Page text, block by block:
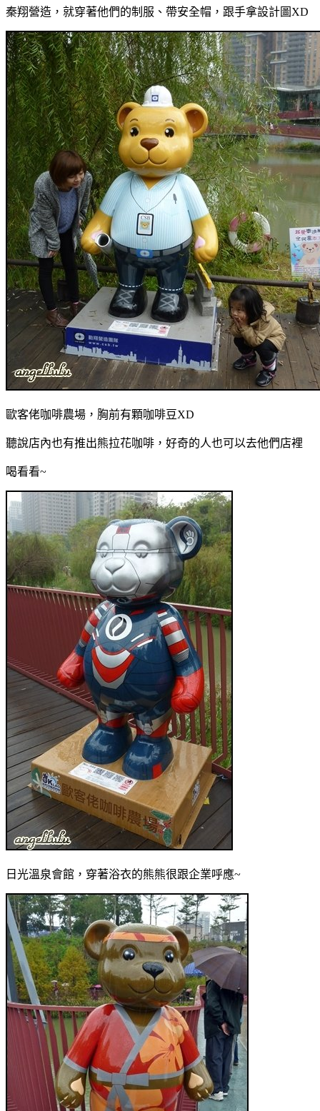
秦翔營造，就穿著他們的制服、帶安全帽，跟手拿設計圖XD
歐客佬咖啡農場，胸前有顆咖啡豆XD
聽說店內也有推出熊拉花咖啡，好奇的人也可以去他們店裡
喝看看~
日光溫泉會館，穿著浴衣的熊熊很跟企業呼應~